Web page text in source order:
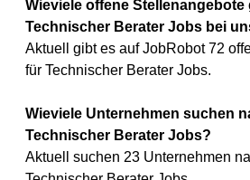
Wieviele offene Stellenangebote
Technischer Berater Jobs bei
Aktuell gibt es auf JobRobot 72
für Technischer Berater Jobs.
Wieviele Unternehmen suchen
Technischer Berater Jobs?
Aktuell suchen 23 Unternehmen